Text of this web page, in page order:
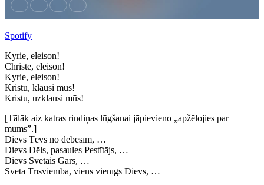
Spotify
Kyrie, eleison!
Christe, eleison!
Kyrie, eleison!
Kristu, klausi mūs!
Kristu, uzklausi mūs!
[Tālāk aiz katras rindiņas lūgšanai jāpievieno „apžēlojies par
mums”.]
Dievs Tēvs no debesīm, …
Dievs Dēls, pasaules Pestītājs, …
Dievs Svētais Gars, …
Svētā Trīsvienība, viens vienīgs Dievs, …